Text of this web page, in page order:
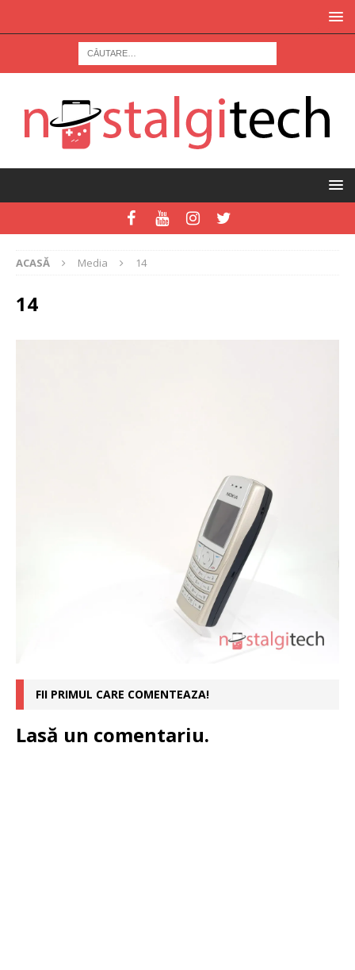
ACASĂ Media 14
14
FII PRIMUL CARE COMENTEAZA!
Lasă un comentariu.